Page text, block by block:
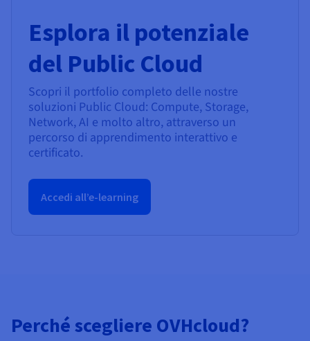
Esplora il potenziale
del Public Cloud
Scopri il portfolio completo delle nostre
soluzioni Public Cloud: Compute, Storage,
Network, AI e molto altro, attraverso un
percorso di apprendimento interattivo e
certificato.
Accedi all’e-learning
Perché scegliere OVHcloud?